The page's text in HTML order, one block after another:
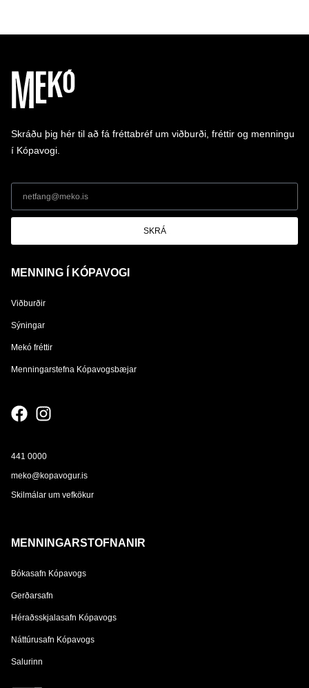
Skráðu þig hér til að fá fréttabréf um viðburði, fréttir og menningu
í Kópavogi.
SKRÁ
MENNING Í KÓPAVOGI
Viðburðir
Sýningar
Mekó fréttir
Menningarstefna Kópavogsbæjar
441 0000
meko@kopavogur.is
Skilmálar um vefkökur
MENNINGARSTOFNANIR
Bókasafn Kópavogs
Gerðarsafn
Héraðsskjalasafn Kópavogs
Náttúrusafn Kópavogs
Salurinn